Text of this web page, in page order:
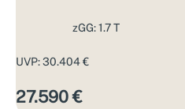
zGG: 1.7 T
UVP: 30.404 €
27.590 €